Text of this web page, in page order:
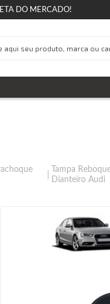
DO MERCADO!
Tampa
Dianteiro Audi